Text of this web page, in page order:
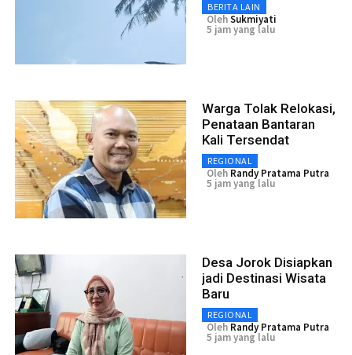
BERITA LAIN
OlehSukmiyati
5 jam yang lalu
Warga Tolak Relokasi,
Penataan Bantaran
Kali Tersendat
REGIONAL
Oleh Randy Pratama Putra
5 jam yang lalu
Desa Jorok Disiapkan
jadi Destinasi Wisata
Baru
REGIONAL
Oleh Randy Pratama Putra
5 jam yang lalu